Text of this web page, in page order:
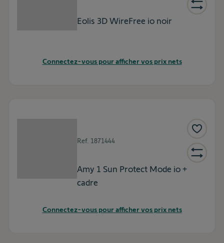
Eolis 3D WireFree io noir
Connectez-vous pour afficher vos prix nets
Ref. 1871444
Amy 1 Sun Protect Mode io +
cadre
Connectez-vous pour afficher vos prix nets